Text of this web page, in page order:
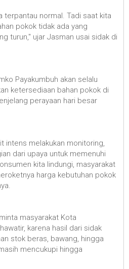
terpantau normal. Tadi saat kita
pokok tidak ada yang
turun," ujar Jasman usai sidak di
Payakumbuh akan selalu
ketersediaan bahan pokok di
perayaan hari besar
intens melakukan monitoring,
dari upaya untuk memenuhi
kita lindungi, masyarakat
harga kebutuhan pokok
masyarakat Kota
karena hasil dari sidak
stok beras, bawang, hingga
mencukupi hingga